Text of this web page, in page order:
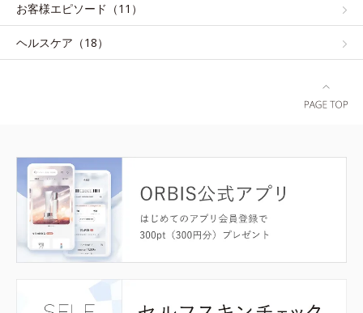
お客様エピソード（11）
ヘルスケア（18）